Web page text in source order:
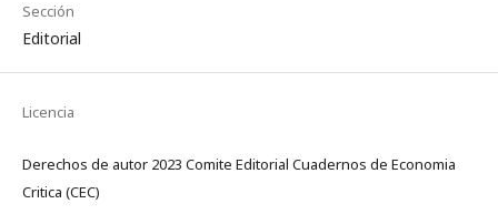
Sección
Editorial
Licencia
Derechos de autor 2023 Comite Editorial Cuadernos de Economia
Critica (CEC)